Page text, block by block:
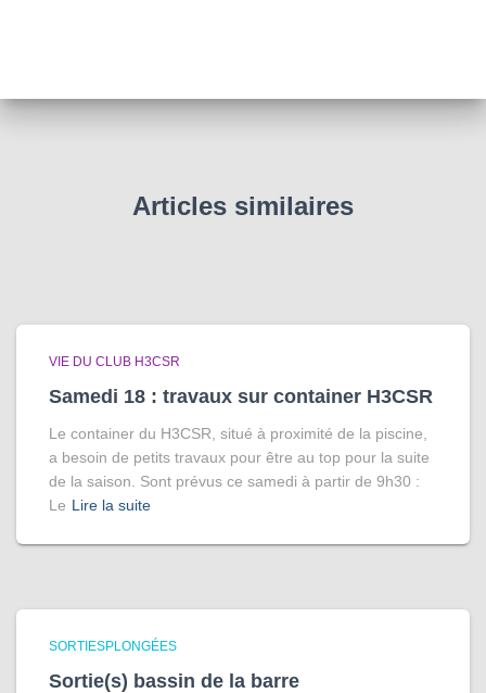
Articles similaires
VIE DU CLUB H3CSR
Samedi 18 : travaux sur container H3CSR
Le container du H3CSR, situé à proximité de la piscine,
a besoin de petits travaux pour être au top pour la suite
de la saison. Sont prévus ce samedi à partir de 9h30 :
Le Lire la suite
SORTIESPLONGÉES
Sortie(s) bassin de la barre